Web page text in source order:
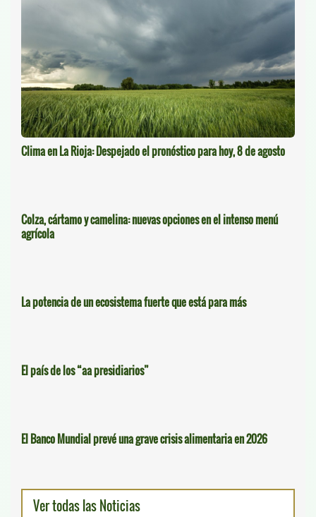
Clima en La Rioja: Despejado el pronóstico para hoy, 8 de agosto
Colza, cártamo y camelina: nuevas opciones en el intenso menú
agrícola
La potencia de un ecosistema fuerte que está para más
El país de los “aa presidiarios”
El Banco Mundial prevé una grave crisis alimentaria en 2026
Ver todas las Noticias